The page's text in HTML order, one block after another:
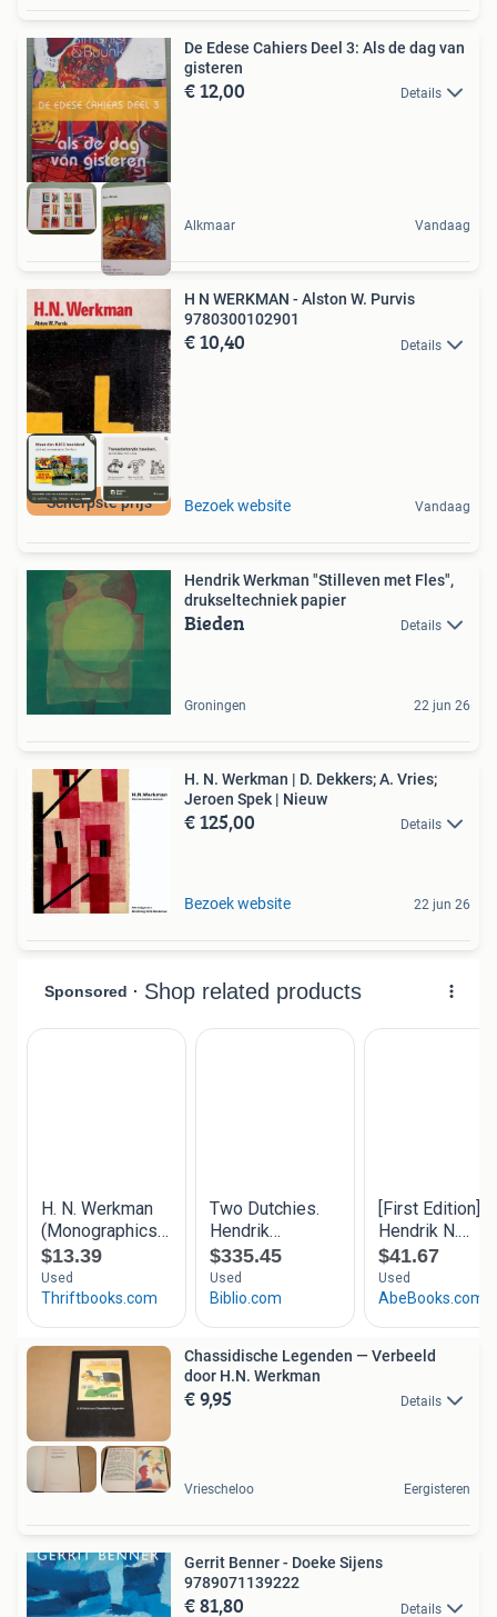
De Edese Cahiers Deel 3: Als de dag van
gisteren
€ 12,00 Details
Alkmaar Vandaag
Scherpste prijs
H N WERKMAN - Alston W. Purvis
9780300102901
€ 10,40 Details
Bezoek website Vandaag
Hendrik Werkman "Stilleven met Fles",
drukseltechniek papier
Bieden Details
Groningen 22 jun 26
H. N. Werkman | D. Dekkers; A. Vries;
Jeroen Spek | Nieuw
€ 125,00 Details
Bezoek website 22 jun 26
Chassidische Legenden — Verbeeld
door H.N. Werkman
€ 9,95 Details
Vriescheloo Eergisteren
Gerrit Benner - Doeke Sijens
9789071139222
€ 81,80 Details